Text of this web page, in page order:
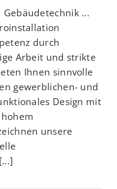
...
durch
Arbeit und strikte
Ihnen sinnvolle
gewerblichen- und
Design mit
unsere